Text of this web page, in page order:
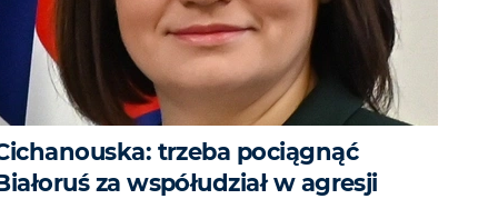
trzeba pociągnąć
za współudział w agresji